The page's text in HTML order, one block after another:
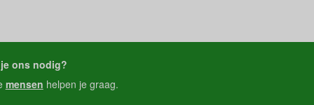
ons nodig?
mensen helpen je graag.